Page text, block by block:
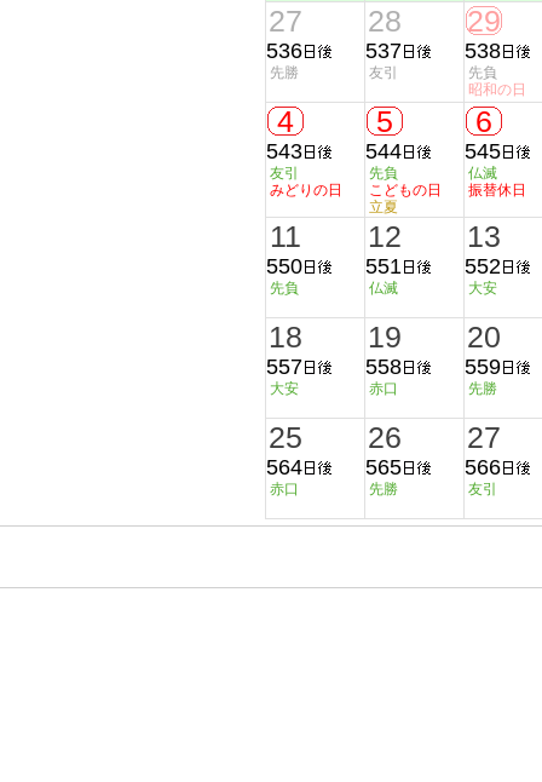
27
536
先勝
28
537
友引
29
538
先負
昭和の日
4
543
友引
みどりの日
5
544
先負
こどもの日
立夏
6
545
仏滅
振替休日
11
550
先負
12
551
仏滅
13
552
大安
18
557
大安
19
558
赤口
20
559
先勝
25
564
赤口
26
565
先勝
27
566
友引